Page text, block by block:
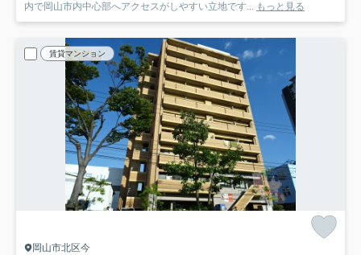
内で岡山市内中心部へアクセスがしやすい立地です... もっと見る
賃貸マンション
岡山市北区今